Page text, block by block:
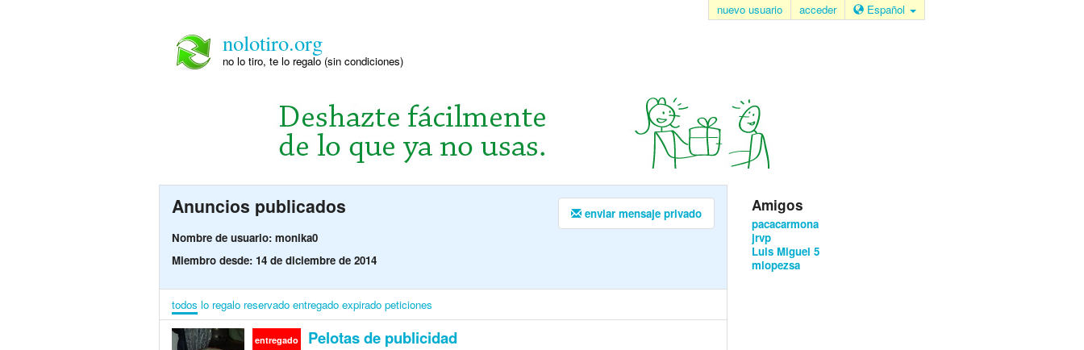
nuevo usuario acceder Español
nolotiro.org
no lo tiro, te lo regalo (sin condiciones)
enviar mensaje privado
Anuncios publicados
Nombre de usuario: monika0
Miembro desde: 14 de diciembre de 2014
todos lo regalo reservado entregado expirado peticiones
entregado Pelotas de publicidad
Amigos
pacacarmona
jrvp
Luis Miguel 5
mlopezsa